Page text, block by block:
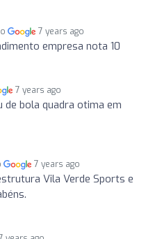
7 years ago
empresa nota 10
7 years ago
de bola quadra otima em
7 years ago
Vila Verde Sports e